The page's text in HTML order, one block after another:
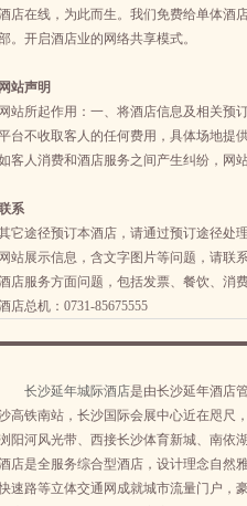
店在线，为此而生。我们免费给单体酒
。开启酒店业的网络共享模式。
网站声明
网站所起作用：一、将酒店信息及相关预
台不收取客人的任何费用，具体场地提
客人消费和酒店服务之间产生纠纷，网
系
它途径预订本酒店，请通过预订途径处
网站展示信息，含文字图片等问题，请联系
店服务方面问题，包括发票、餐饮、消
店总机：0731-85675555
长沙延年城际酒店是由长沙延年酒店
高铁南站，长沙国际会展中心近在咫尺
阳河风光带、西接长沙体育新城、南依
店是全服务综合型酒店，设计理念自然
速路等立体交通网成就城市流量门户，